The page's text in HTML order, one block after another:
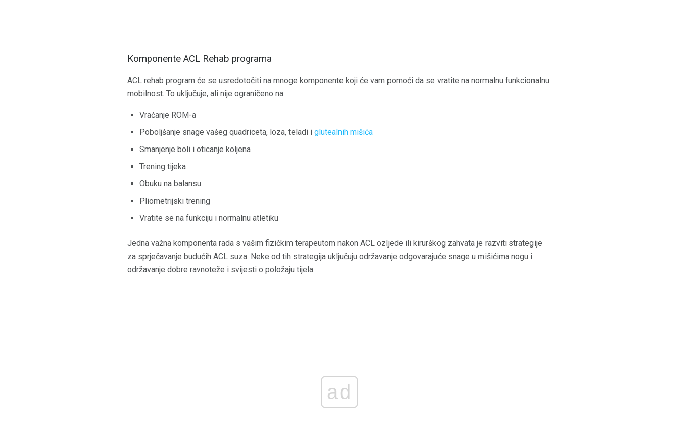
Komponente ACL Rehab programa
ACL rehab program će se usredotočiti na mnoge komponente koji će vam pomoći da se vratite na normalnu funkcionalnu
mobilnost. To uključuje, ali nije ograničeno na:
Vraćanje ROM-a
Poboljšanje snage vašeg quadriceta, loza, teladi i glutealnih mišića
Smanjenje boli i oticanje koljena
Trening tijeka
Obuku na balansu
Pliometrijski trening
Vratite se na funkciju i normalnu atletiku
Jedna važna komponenta rada s vašim fizičkim terapeutom nakon ACL ozljede ili kirurškog zahvata je razviti strategije
za sprječavanje budućih ACL suza. Neke od tih strategija uključuju održavanje odgovarajuće snage u mišićima nogu i
održavanje dobre ravnoteže i svijesti o položaju tijela.
ad